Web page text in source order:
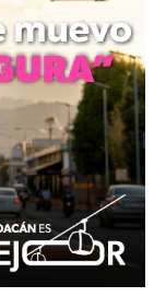
del
de la
hacia la
que
con